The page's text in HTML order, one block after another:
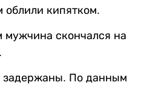
облили кипятком.
мужчина скончался на
задержаны. По данным